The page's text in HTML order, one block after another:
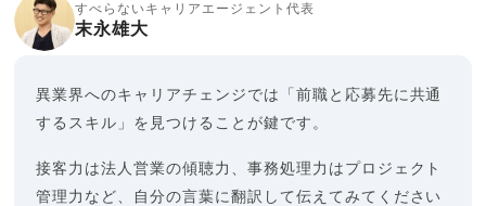
すべらないキャリアエージェント代表
末永雄大
異業界へのキャリアチェンジでは「前職と応募先に共通
するスキル」を見つけることが鍵です。
接客力は法人営業の傾聴力、事務処理力はプロジェクト
管理力など、自分の言葉に翻訳して伝えてみてください